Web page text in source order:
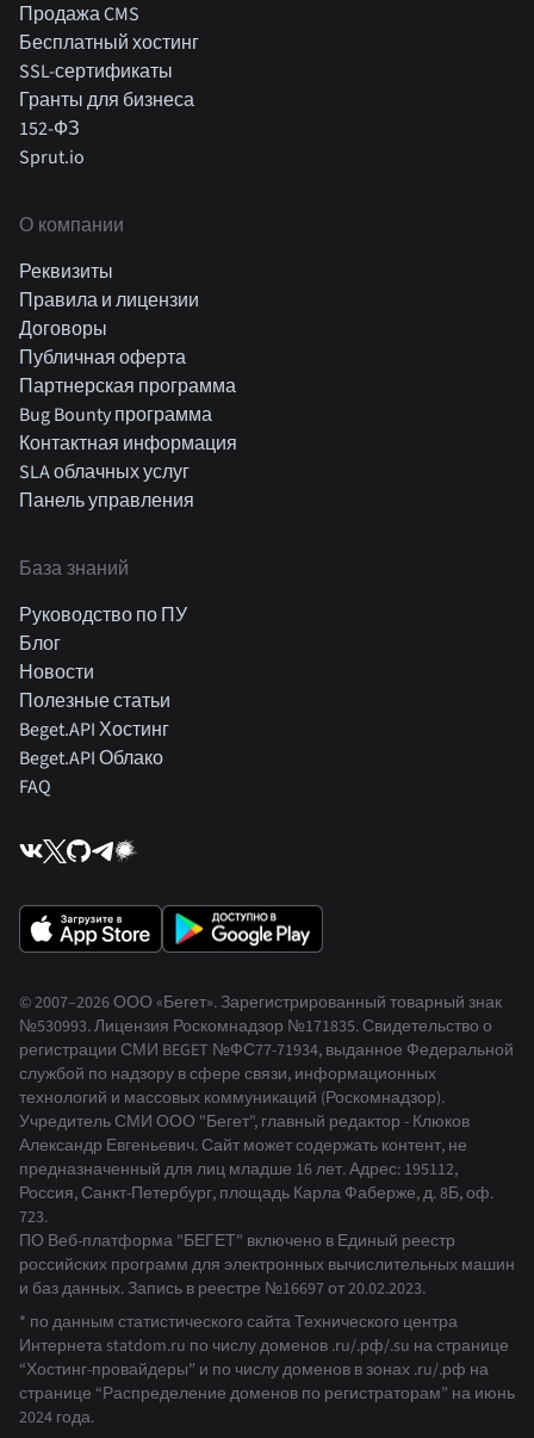
Продажа CMS
Бесплатный хостинг
SSL-сертификаты
Гранты для бизнеса
152-ФЗ
Sprut.io
О компании
Реквизиты
Правила и лицензии
Договоры
Публичная оферта
Партнерская программа
Bug Bounty программа
Контактная информация
SLA облачных услуг
Панель управления
База знаний
Руководство по ПУ
Блог
Новости
Полезные статьи
Beget.API Хостинг
Beget.API Облако
FAQ
© 2007–2026 ООО «Бегет». Зарегистрированный товарный знак
№530993.Лицензия Роскомнадзор №171835. Свидетельство о
регистрации СМИ BEGET №ФС77-71934, выданное Федеральной
службой по надзору в сфере связи, информационных
технологий и массовых коммуникаций (Роскомнадзор).
Учредитель СМИ ООО "Бегет", главный редактор - Клюков
Александр Евгеньевич. Сайт может содержать контент, не
предназначенный для лиц младше 16 лет. Адрес: 195112,
Россия, Санкт-Петербург, площадь Карла Фаберже, д. 8Б, оф.
723.
ПО Веб-платформа "БЕГЕТ" включено в Единый реестр
российских программ для электронных вычислительных машин
и баз данных. Запись в реестре №16697 от 20.02.2023.
* по данным статистического сайта Технического центра
Интернета statdom.ru по числу доменов .ru/.рф/.su на странице
“Хостинг-провайдеры” и по числу доменов в зонах .ru/.рф на
странице “Распределение доменов по регистраторам” на июнь
2024 года.